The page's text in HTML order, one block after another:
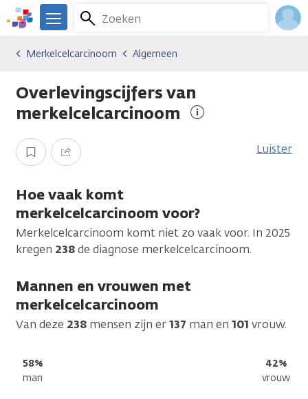
Overslaan
en
gaan
We
er
je.
Kanker.nl
Zoeken
Menu
Kankersoorten
Merkelcelcarcinoom
Algemeen
Merkelcelcarcinoom Algemeen
Overlevingscijfers van
merkelcelcarcinoom
Opslaan Delen Luister
Hoe vaak komt
merkelcelcarcinoom voor?
Merkelcelcarcinoom komt niet zo vaak voor. In 2025
kregen 238de diagnose merkelcelcarcinoom.
Mannen en vrouwen met
merkelcelcarcinoom
Van deze 238 mensen zijn er137 man en 101 vrouw.
58%
man
42%
vrouw